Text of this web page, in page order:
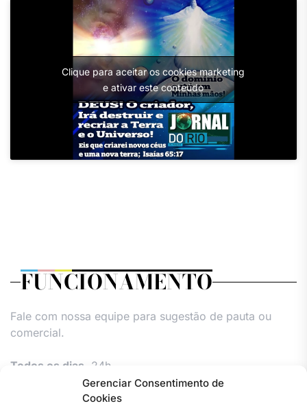
Gerenciar Consentimento de
Cookies
Clique para aceitar os cookies marketing
e ativar este conteúdo
FUNCIONAMENTO
Fale com nossa equipe para sugestão de pauta ou
comercial.
Todos os dias, 24h.